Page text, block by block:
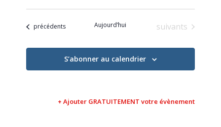
Évènements
précédents Aujourd’hui Évènements
suivants
S’abonner au calendrier
+ Ajouter GRATUITEMENT votre évènement